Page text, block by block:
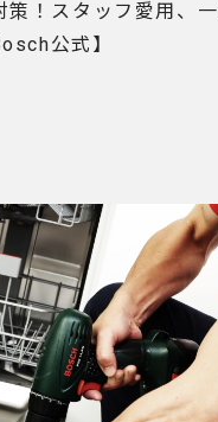
策！スタッフ愛用、
公式】